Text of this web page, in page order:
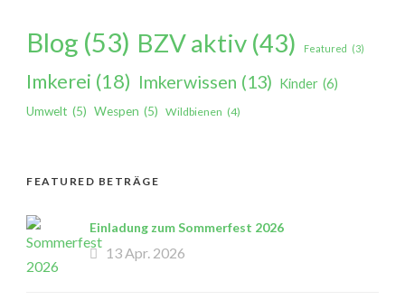
Blog (53) BZV aktiv (43) Featured (3)
Imkerei (18) Imkerwissen (13) Kinder (6)
Umwelt (5) Wespen (5) Wildbienen (4)
FEATURED BETRÄGE
Einladung zum Sommerfest 2026
13 Apr. 2026